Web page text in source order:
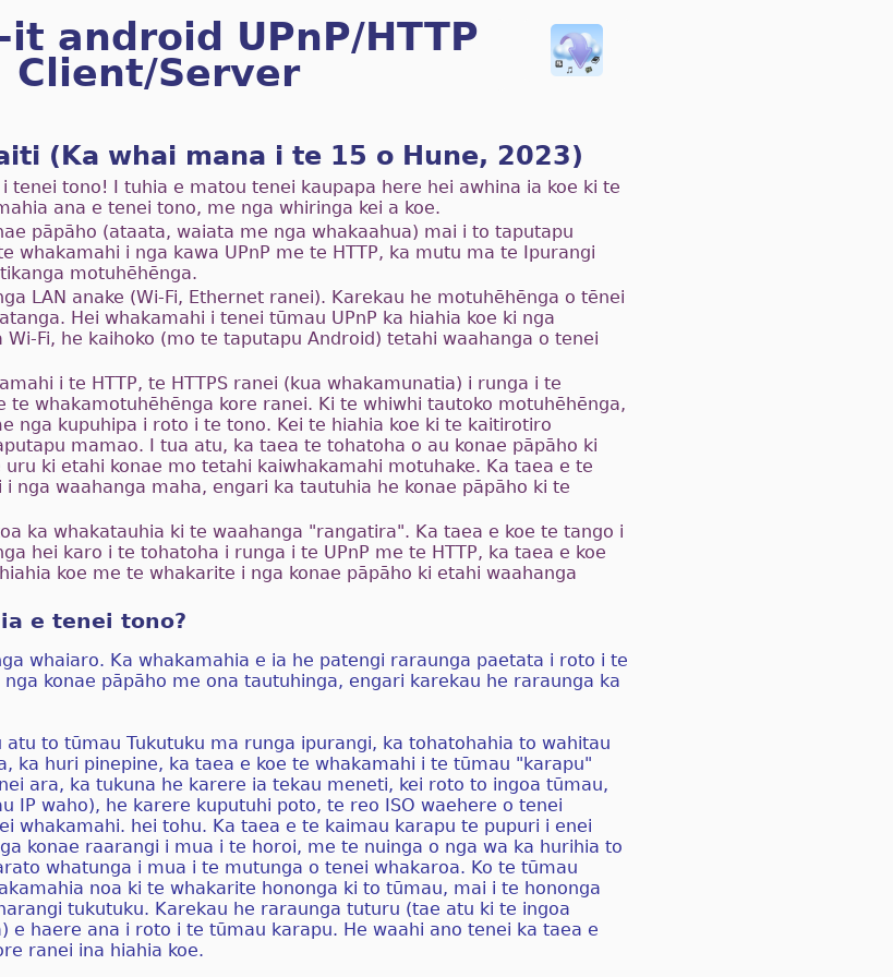
android UPnP/HTTP
Client/Server
(Ka whai mana i te 15 o Hune, 2023)
tenei tono! I tuhia e matou tenei kaupapa here hei awhina ia koe ki te
ana e tenei tono, me nga whiringa kei a koe.
pāpāho (ataata, waiata me nga whakaahua) mai i to taputapu
whakamahi i nga kawa UPnP me te HTTP, ka mutu ma te Ipurangi
motuhēhēnga.
LAN anake (Wi-Fi, Ethernet ranei). Karekau he motuhēhēnga o tēnei
Hei whakamahi i tenei tūmau UPnP ka hiahia koe ki nga
Wi-Fi, he kaihoko (mo te taputapu Android) tetahi waahanga o tenei
i te HTTP, te HTTPS ranei (kua whakamunatia) i runga i te
te whakamotuhēhēnga kore ranei. Ki te whiwhi tautoko motuhēhēnga,
nga kupuhipa i roto i te tono. Kei te hiahia koe ki te kaitirotiro
mamao. I tua atu, ka taea te tohatoha o au konae pāpāho ki
ki etahi konae mo tetahi kaiwhakamahi motuhake. Ka taea e te
nga waahanga maha, engari ka tautuhia he konae pāpāho ki te
ka whakatauhia ki te waahanga "rangatira". Ka taea e koe te tango i
hei karo i te tohatoha i runga i te UPnP me te HTTP, ka taea e koe
koe me te whakarite i nga konae pāpāho ki etahi waahanga
e tenei tono?
whaiaro. Ka whakamahia e ia he patengi raraunga paetata i roto i te
konae pāpāho me ona tautuhinga, engari karekau he raraunga ka
atu to tūmau Tukutuku ma runga ipurangi, ka tohatohahia to wahitau
ka huri pinepine, ka taea e koe te whakamahi i te tūmau "karapu"
ara, ka tukuna he karere ia tekau meneti, kei roto to ingoa tūmau,
IP waho), he karere kuputuhi poto, te reo ISO waehere o tenei
whakamahi. hei tohu. Ka taea e te kaimau karapu te pupuri i enei
konae raarangi i mua i te horoi, me te nuinga o nga wa ka hurihia to
whatunga i mua i te mutunga o tenei whakaroa. Ko te tūmau
noa ki te whakarite hononga ki to tūmau, mai i te hononga
tukutuku. Karekau he raraunga tuturu (tae atu ki te ingoa
e haere ana i roto i te tūmau karapu. He waahi ano tenei ka taea e
ranei ina hiahia koe.